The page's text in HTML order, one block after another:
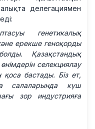
делегациямен
генетикалық
ерекше геноқорды
Қазақстандық
селекциялау
қоса бастады. Біз ет,
салаларында күш
зор индустрияға